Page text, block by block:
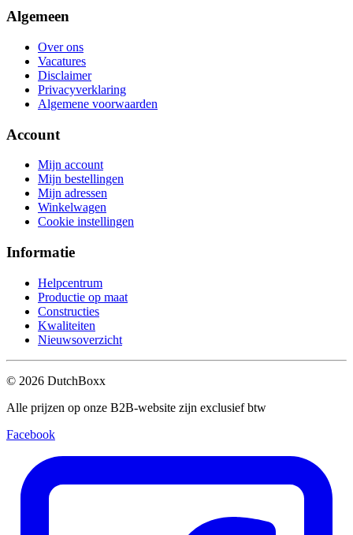
Algemeen
Over ons
Vacatures
Disclaimer
Privacyverklaring
Algemene voorwaarden
Account
Mijn account
Mijn bestellingen
Mijn adressen
Winkelwagen
Cookie instellingen
Informatie
Helpcentrum
Productie op maat
Constructies
Kwaliteiten
Nieuwsoverzicht
© 2026 DutchBoxx
Alle prijzen op onze B2B-website zijn exclusief btw
Facebook